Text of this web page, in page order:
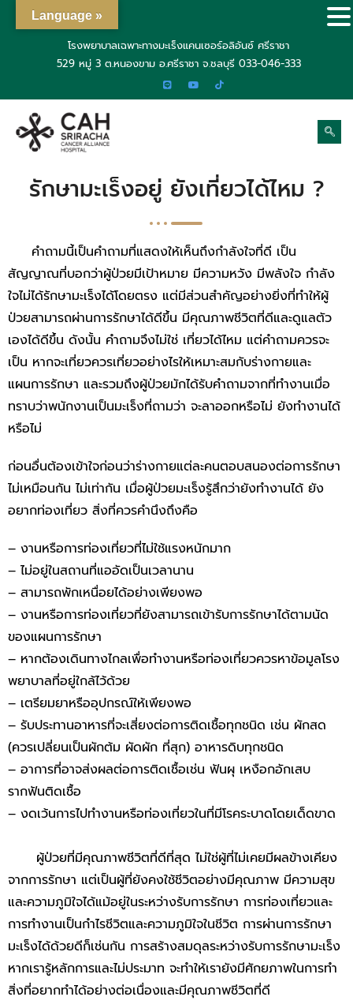
โรงพยาบาลเฉพาะทางมะเร็งแคนเซอร์อลิอันซ์ ศรีราชา
529 หมู่ 3 ต.หนองขาม อ.ศรีราชา จ.ชลบุรี 033-046-333
รักษามะเร็งอยู่ ยังเที่ยวได้ไหม ?
คำถามนี้เป็นคำถามที่แสดงให้เห็นถึงกำลังใจที่ดี เป็น
สัญญาณที่บอกว่าผู้ป่วยมีเป้าหมาย มีความหวัง มีพลังใจ กำลัง
ใจไม่ได้รักษามะเร็งได้โดยตรง แต่มีส่วนสำคัญอย่างยิ่งที่ทำให้ผู้
ป่วยสามารถผ่านการรักษาได้ดีขึ้น มีคุณภาพชีวิตที่ดีและดูแลตัว
เองได้ดีขึ้น ดังนั้น คำถามจึงไม่ใช่ เที่ยวได้ไหม แต่คำถามควรจะ
เป็น หากจะเที่ยวควรเที่ยวอย่างไรให้เหมาะสมกับร่างกายและ
แผนการรักษา และรวมถึงผู้ป่วยมักได้รับคำถามจากที่ทำงานเมื่อ
ทราบว่าพนักงานเป็นมะเร็งที่ถามว่า จะลาออกหรือไม่ ยังทำงานได้
หรือไม่
ก่อนอื่นต้องเข้าใจก่อนว่าร่างกายแต่ละคนตอบสนองต่อการรักษา
ไม่เหมือนกัน ไม่เท่ากัน เมื่อผู้ป่วยมะเร็งรู้สึกว่ายังทำงานได้ ยัง
อยากท่องเที่ยว สิ่งที่ควรคำนึงถึงคือ
– งานหรือการท่องเที่ยวที่ไม่ใช้แรงหนักมาก
– ไม่อยู่ในสถานที่แออัดเป็นเวลานาน
– สามารถพักเหนื่อยได้อย่างเพียงพอ
– งานหรือการท่องเที่ยวที่ยังสามารถเข้ารับการรักษาได้ตามนัด
ของแผนการรักษา
– หากต้องเดินทางไกลเพื่อทำงานหรือท่องเที่ยวควรหาข้อมูลโรง
พยาบาลที่อยู่ใกล้ไว้ด้วย
– เตรียมยาหรืออุปกรณ์ให้เพียงพอ
– รับประทานอาหารที่จะเสี่ยงต่อการติดเชื้อทุกชนิด เช่น ผักสด
(ควรเปลี่ยนเป็นผักต้ม ผัดผัก ที่สุก) อาหารดิบทุกชนิด
– อาการที่อาจส่งผลต่อการติดเชื้อเช่น ฟันผุ เหงือกอักเสบ
รากฟันติดเชื้อ
– งดเว้นการไปทำงานหรือท่องเที่ยวในที่มีโรคระบาดโดยเด็ดขาด
ผู้ป่วยที่มีคุณภาพชีวิตที่ดีที่สุด ไม่ใช่ผู้ที่ไม่เคยมีผลข้างเคียง
จากการรักษา แต่เป็นผู้ที่ยังคงใช้ชีวิตอย่างมีคุณภาพ มีความสุข
และความภูมิใจได้แม้อยู่ในระหว่างรับการรักษา การท่องเที่ยวและ
การทำงานเป็นกำไรชีวิตและความภูมิใจในชีวิต การผ่านการรักษา
มะเร็งได้ด้วยดีก็เช่นกัน การสร้างสมดุลระหว่างรับการรักษามะเร็ง
หากเรารู้หลักการและไม่ประมาท จะทำให้เรายังมีศักยภาพในการทำ
สิ่งที่อยากทำได้อย่างต่อเนื่องและมีคุณภาพชีวิตที่ดี
Language »